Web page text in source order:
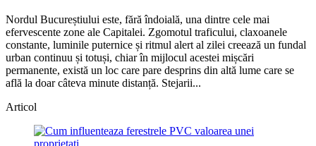
Nordul Bucureștiului este, fără îndoială, una dintre cele mai
efervescente zone ale Capitalei. Zgomotul traficului, claxoanele
constante, luminile puternice și ritmul alert al zilei creează un fundal
urban continuu și totuși, chiar în mijlocul acestei mișcări
permanente, există un loc care pare desprins din altă lume care se
află la doar câteva minute distanță. Stejarii...
Articol